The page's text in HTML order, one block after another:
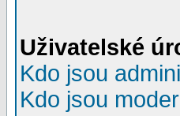
Uživatelské
Kdo jsou
Kdo jsou